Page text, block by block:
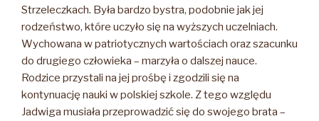
Strzeleczkach. Była bardzo bystra, podobnie jak jej
rodzeństwo, które uczyło się na wyższych uczelniach.
Wychowana w patriotycznych wartościach oraz szacunku
do drugiego człowieka – marzyła o dalszej nauce.
Rodzice przystali na jej prośbę i zgodzili się na
kontynuację nauki w polskiej szkole. Z tego względu
Jadwiga musiała przeprowadzić się do swojego brata –